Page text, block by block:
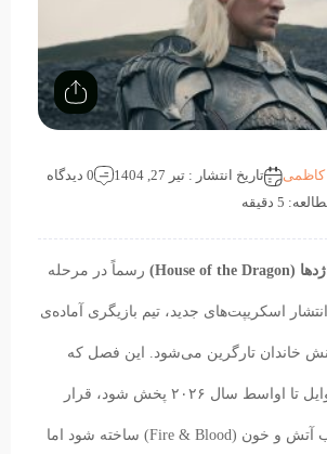
کاظمی تاریخ انتشار : تیر 27, 1404
0 دیدگاه
5 دقیقه
(House of the Dragon) رسماً در مرحله
انتشار اسکریپت‌های جدید، تیم بازیگری آماده‌ی
خاندان تارگرین می‌شود. این فصل که
پیش‌بینی می‌شود اوایل تا اواسط سال ۲۰۲۶ پخش شود، قرار
است بر اساس کتاب آتش و خون (Fire & Blood) ساخته شود اما